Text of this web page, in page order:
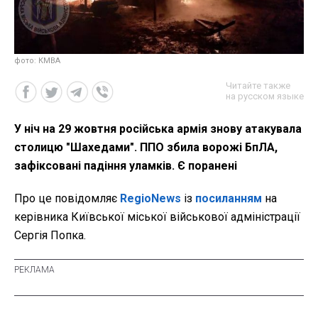
фото: КМВА
Читайте также
на русском языке
У ніч на 29 жовтня російська армія знову атакувала
столицю "Шахедами". ППО збила ворожі БпЛА,
зафіксовані падіння уламків. Є поранені
Про це повідомляє RegioNews із посиланням на
керівника Київської міської військової адміністрації
Сергія Попка.